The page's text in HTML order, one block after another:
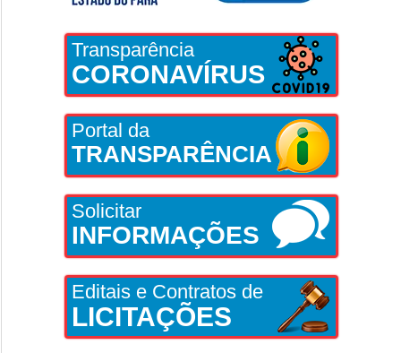
Transparência
CORONAVÍRUS
Portal da
TRANSPARÊNCIA
Solicitar
INFORMAÇÕES
Editais e Contratos de
LICITAÇÕES